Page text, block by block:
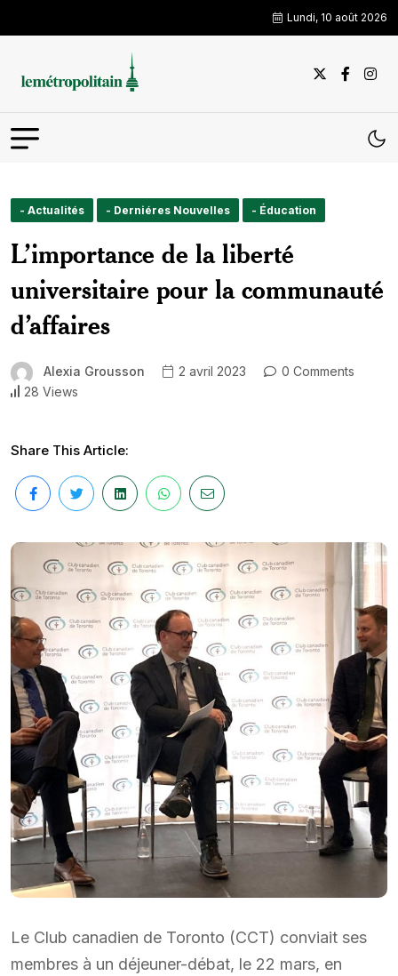
Lundi, 10 août 2026
- Actualités - Derniéres Nouvelles - Éducation
L’importance de la liberté
universitaire pour la communauté
d’affaires
Alexia Grousson 2 avril 2023
0 Comments
28 Views
Share This Article:
Le Club canadien de Toronto (CCT) conviait ses
membres à un déjeuner-débat, le 22 mars, en